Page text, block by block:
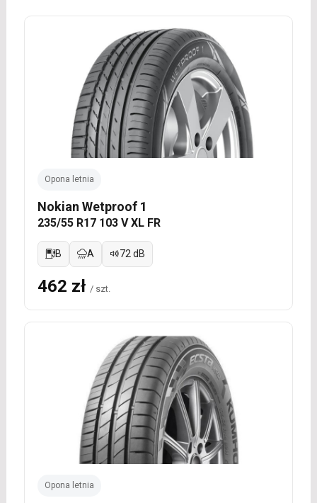
Opona letnia
Nokian Wetproof 1
235/55 R17 103 V XL FR
B A 72 dB
462 zł / szt.
Opona letnia